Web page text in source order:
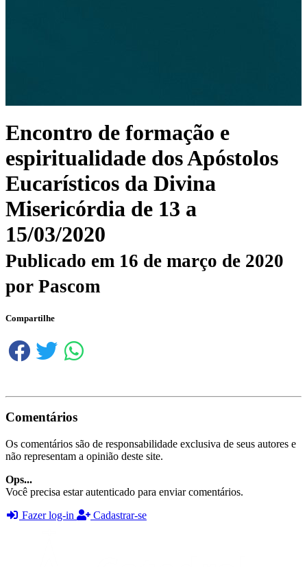
Encontro de formação e
espiritualidade dos Apóstolos
Eucarísticos da Divina
Misericórdia de 13 a
15/03/2020
Publicado em 16 de março de 2020
por Pascom
Compartilhe
Comentários
Os comentários são de responsabilidade exclusiva de seus autores e
não representam a opinião deste site.
Ops...
Você precisa estar autenticado para enviar comentários.
Fazer log-in
Cadastrar-se